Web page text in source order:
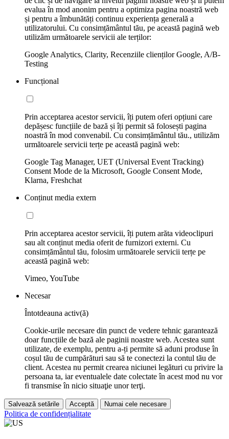
evalua în mod anonim pentru a optimiza pagina noastră web
și pentru a îmbunătăți continuu experiența generală a
utilizatorului. Cu consimțământul tău, pe această pagină web
utilizăm următoarele servicii ale terților:
Google Analytics, Clarity, Recenziile clienților Google, A/B-
Testing
Funcțional
Prin acceptarea acestor servicii, îți putem oferi opțiuni care
depășesc funcțiile de bază și îți permit să folosești pagina
noastră în mod convenabil. Cu consimțământul tău., utilizăm
următoarele servicii terțe pe această pagină web:
Google Tag Manager, UET (Universal Event Tracking)
Consent Mode de la Microsoft, Google Consent Mode,
Klarna, Freshchat
Conținut media extern
Prin acceptarea acestor servicii, îți putem arăta videoclipuri
sau alt conținut media oferit de furnizori externi. Cu
consimțământul tău, folosim următoarele servicii terțe pe
această pagină web:
Vimeo, YouTube
Necesar
Întotdeauna activ(ă)
Cookie-urile necesare din punct de vedere tehnic garantează
doar funcțiile de bază ale paginii noastre web. Acestea sunt
utilizate, de exemplu, pentru a-ți permite să aduni produse în
coșul tău de cumpărături sau să te conectezi la contul tău de
client. Acestea nu permit crearea niciunei legături cu privire la
persoana ta, iar eventualele date colectate în acest mod nu vor
fi transmise în nicio situaţie unor terţi.
Salvează setările Acceptă Numai cele necesare
Politica de confidențialitate